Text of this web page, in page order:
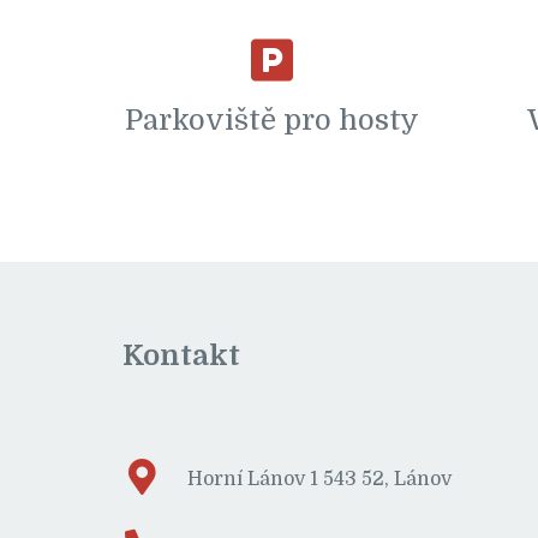
Parkoviště pro hosty
Kontakt
Horní Lánov 1 543 52, Lánov